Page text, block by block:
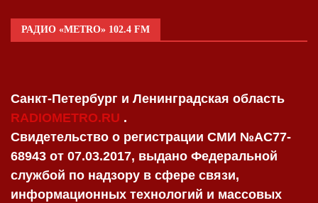
РАДИО «METRO» 102.4 FM
Санкт-Петербург и Ленинградская область
RADIOMETRO.RU .
Свидетельство о регистрации СМИ №AC77-
68943 от 07.03.2017, выдано Федеральной
службой по надзору в сфере связи,
информационных технологий и массовых